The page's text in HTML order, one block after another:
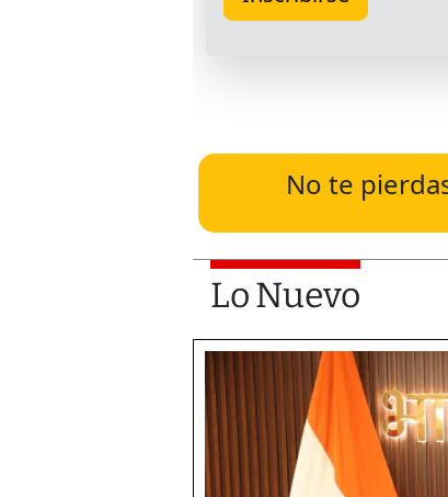
No te
Lo Nuevo